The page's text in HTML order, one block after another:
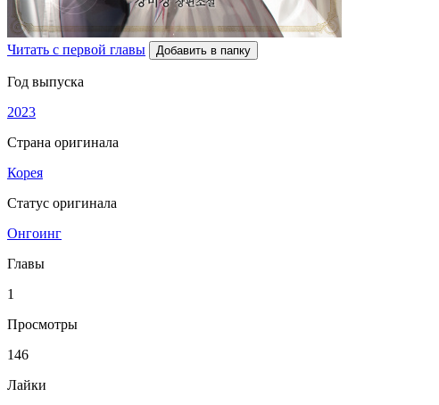
Читать с первой главы Добавить в папку
Год выпуска
2023
Страна оригинала
Корея
Статус оригинала
Онгоинг
Главы
1
Просмотры
146
Лайки